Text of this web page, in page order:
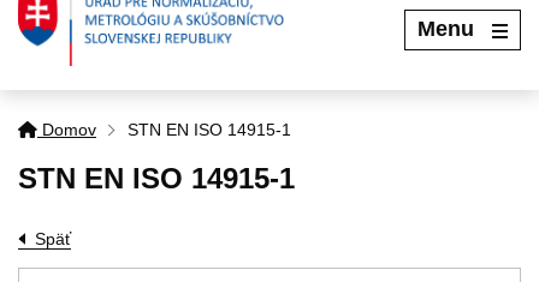
Menu
Domov STN EN ISO 14915-1
STN EN ISO 14915-1
Späť